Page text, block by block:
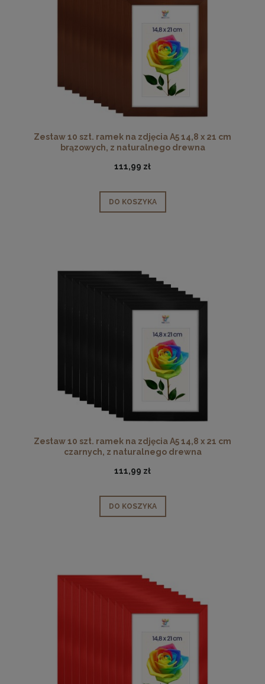
Zestaw 10 szt. ramek na zdjęcia A5 14,8 x 21 cm
brązowych, z naturalnego drewna
111,99 zł
DO KOSZYKA
Zestaw 10 szt. ramek na zdjęcia A5 14,8 x 21 cm
czarnych, z naturalnego drewna
111,99 zł
DO KOSZYKA